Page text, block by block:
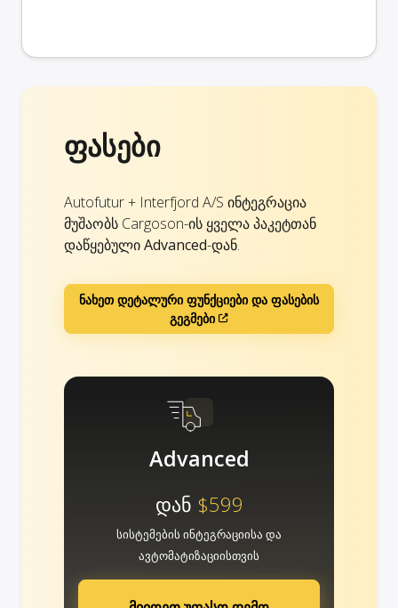
ფასები
Autofutur + Interfjord A/S ინტეგრაცია
მუშაობს Cargoson-ის ყველა პაკეტთან
დაწყებულიAdvanced-დან.
ნახეთ დეტალური ფუნქციები და ფასების
გეგმები
Advanced
დან $599
სისტემების ინტეგრაციისა და
ავტომატიზაციისთვის